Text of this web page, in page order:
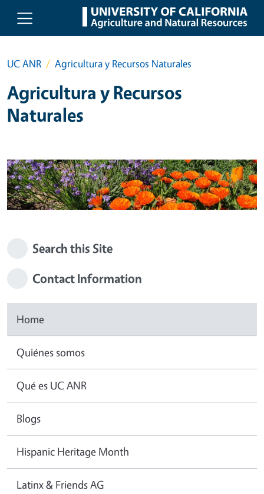
Skip to main content
UC ANR Agricultura y Recursos Naturales
Agricultura y Recursos
Naturales
Search this Site
Contact Information
Home
Quiénes somos
Qué es UC ANR
Blogs
Hispanic Heritage Month
Latinx & Friends AG